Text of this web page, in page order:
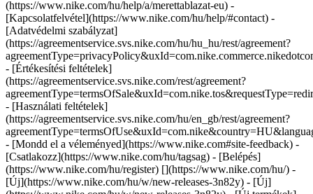
(https://www.nike.com/hu/help/a/merettablazat-eu) -
[Kapcsolatfelvétel](https://www.nike.com/hu/help/#contact) -
[Adatvédelmi szabályzat]
(https://agreementservice.svs.nike.com/hu/hu_hu/rest/agreement?
- [Értékesítési feltételek]
(https://agreementservice.svs.nike.com/rest/agreement?
- [Használati feltételek]
(https://agreementservice.svs.nike.com/hu/en_gb/rest/agreement?
- [Mondd el a véleményed](https://www.nike.com#site-feedback) -
[Csatlakozz](https://www.nike.com/hu/tagsag) - [Belépés]
(https://www.nike.com/hu/register) [](https://www.nike.com/hu/) -
[Új](https://www.nike.com/hu/w/new-releases-3n82y) - [Új]